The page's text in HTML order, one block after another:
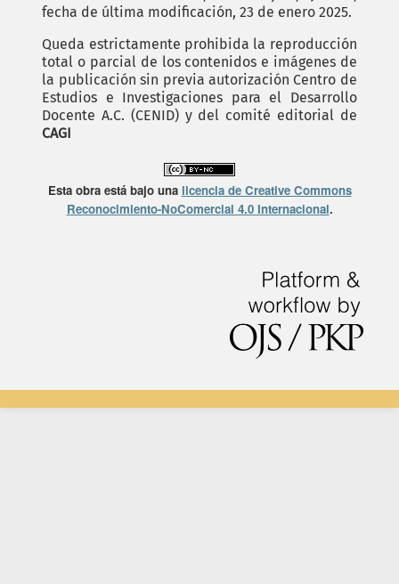
fecha de última modificación, 23 de enero 2025.
Queda estrictamente prohibida la reproducción
total o parcial de los contenidos e imágenes de
la publicación sin previa autorización Centro de
Estudios e Investigaciones para el Desarrollo
Docente A.C. (CENID) y del comité editorial de
CAGI
Esta obra está bajo una licencia de Creative Commons
Reconocimiento-NoComercial 4.0 Internacional.